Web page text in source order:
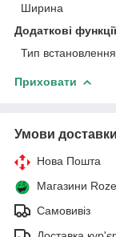
Ширина
Додаткові
Тип встановлення
Приховати
Умови доставки
Нова Пошта
Магазини
Самовивіз